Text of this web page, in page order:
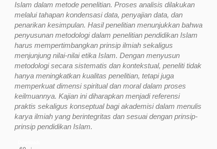
Islam dalam metode penelitian. Proses analisis dilakukan
melalui tahapan kondensasi data, penyajian data, dan
penarikan kesimpulan. Hasil penelitian menunjukkan bahwa
penyusunan metodologi dalam penelitian pendidikan Islam
harus mempertimbangkan prinsip ilmiah sekaligus
menjunjung nilai-nilai etika Islam. Dengan menyusun
metodologi secara sistematis dan kontekstual, peneliti tidak
hanya meningkatkan kualitas penelitian, tetapi juga
memperkuat dimensi spiritual dan moral dalam proses
keilmuannya. Kajian ini diharapkan menjadi referensi
praktis sekaligus konseptual bagi akademisi dalam menulis
karya ilmiah yang berintegritas dan sesuai dengan prinsip-
prinsip pendidikan Islam.